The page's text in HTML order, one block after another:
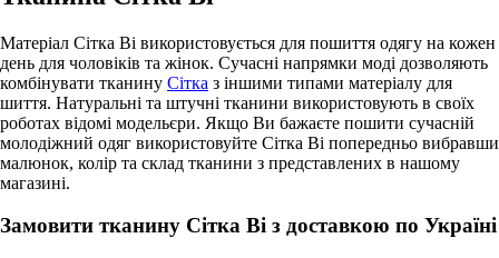
Матеріал Сітка Ві використовується для пошиття одягу на кожен
день для чоловіків та жінок. Сучасні напрямки моді дозволяють
комбінувати тканину Сітка з іншими типами матеріалу для
шиття. Натуральні та штучні тканини використовують в своїх
роботах відомі модельєри. Якщо Ви бажаєте пошити сучасній
молодіжний одяг використовуйте Сітка Ві попередньо вибравши
малюнок, колір та склад тканини з представлених в нашому
магазині.
Замовити тканину Сітка Ві з доставкою по Україні